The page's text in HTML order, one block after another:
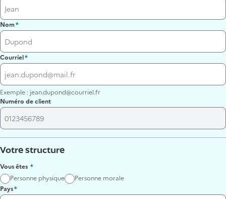
Nom
Courriel
Exemple : jean.dupond@courriel.fr
Numéro de client
Votre structure
Vous êtes
Personne physique
Personne morale
Pays